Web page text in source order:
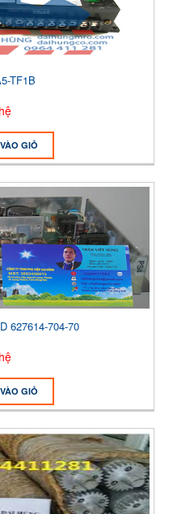
TF1B
GIỎ
627614-704-70
GIỎ